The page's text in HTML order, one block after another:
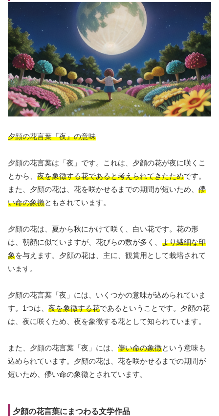
夕顔の花言葉『夜』の意味
夕顔の花言葉は「夜」です。これは、夕顔の花が夜に咲くこ
とから、 夜を象徴する花であると考えられてきたためです。
また、夕顔の花は、花を咲かせるまでの期間が短いため、 儚
い命の象徴ともされています。
夕顔の花は、夏から秋にかけて咲く、白い花です。花の形
は、朝顔に似ていますが、花びらの数が多く、 より繊細な印
象を与えます。夕顔の花は、主に、観賞用として栽培されて
います。
夕顔の花言葉「夜」には、いくつかの意味が込められていま
す。1つは、 夜を象徴する花であるということです。夕顔の花
は、夜に咲くため、夜を象徴する花として知られています。
また、夕顔の花言葉「夜」には、 儚い命の象徴という意味も
込められています。夕顔の花は、花を咲かせるまでの期間が
短いため、儚い命の象徴とされています。
夕顔の花言葉にまつわる文学作品